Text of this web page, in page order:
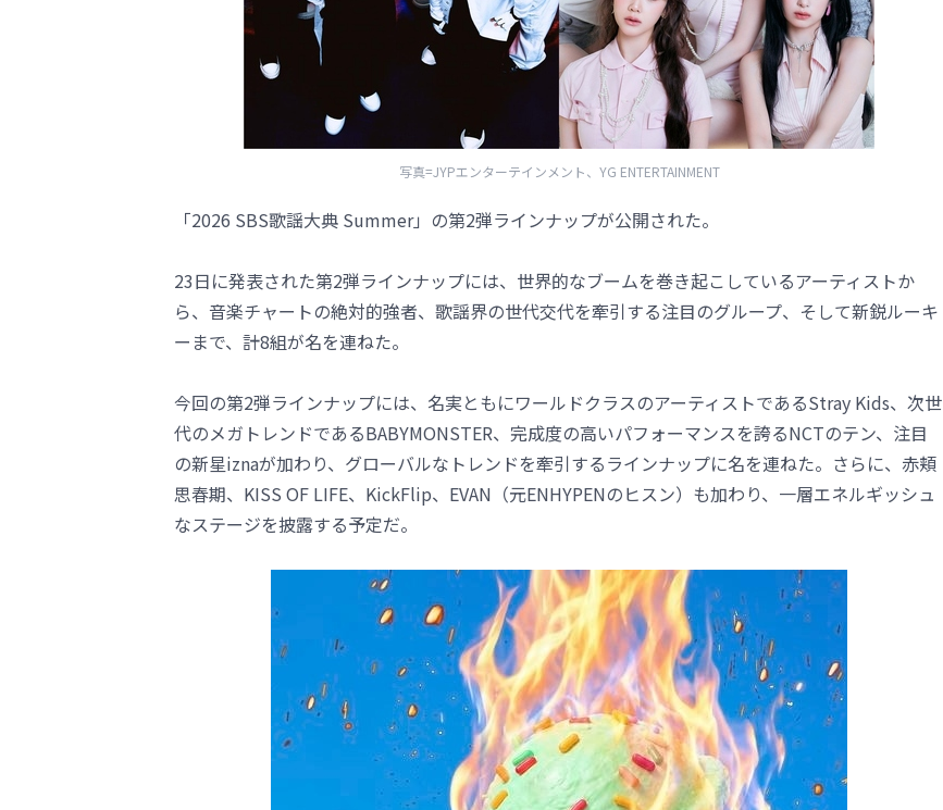
写真=JYPエンターテインメント、YG ENTERTAINMENT
「2026 SBS歌謡大典 Summer」の第2弾ラインナップが公開された。
23日に発表された第2弾ラインナップには、世界的なブームを巻き起こしているアーティストか
ら、音楽チャートの絶対的強者、歌謡界の世代交代を牽引する注目のグループ、そして新鋭ルーキ
ーまで、計8組が名を連ねた。
今回の第2弾ラインナップには、名実ともにワールドクラスのアーティストであるStray Kids、次世
代のメガトレンドであるBABYMONSTER、完成度の高いパフォーマンスを誇るNCTのテン、注目
の新星iznaが加わり、グローバルなトレンドを牽引するラインナップに名を連ねた。さらに、赤頬
思春期、KISS OF LIFE、KickFlip、EVAN（元ENHYPENのヒスン）も加わり、一層エネルギッシュ
なステージを披露する予定だ。